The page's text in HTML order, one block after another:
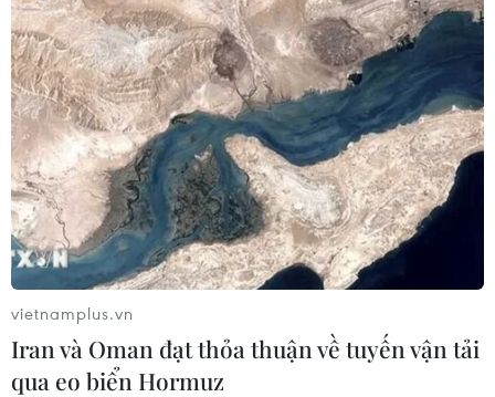
vietnamplus.vn
Iran và Oman đạt thỏa thuận về tuyến vận tải
qua eo biển Hormuz